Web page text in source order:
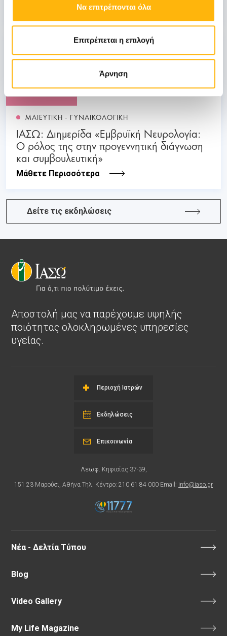
Να επιτρέπονται όλα
Επιτρέπεται η επιλογή
Άρνηση
Μάθετε Περισσότερα
03
03 - 04 ΙΟΥΛ
ΜΑΙΕΥΤΙΚΗ - ΓΥΝΑΙΚΟΛΟΓΙΚΗ
ΙΑΣΩ: Διημερίδα «Εμβρυϊκή Νευρολογία:
Ο ρόλος της στην προγεννητική διάγνωση
και συμβουλευτική»
Μάθετε Περισσότερα
Δείτε τις εκδηλώσεις
Αποστολή μας να παρέχουμε υψηλής
ποιότητας ολοκληρωμένες υπηρεσίες
υγείας.
Περιοχή Ιατρών
Εκδηλώσεις
Λεωφ. Κηφισίας 37-39,
151 23 Μαρούσι, Αθήνα Τηλ. Κέντρο: 210 61 84 000 Email: info@iaso.gr
Επικοινωνία
Νέα - Δελτία Τύπου
Blog
Video Gallery
My Life Magazine